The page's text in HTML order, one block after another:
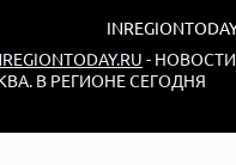
- НОВОСТИ
В РЕГИОНЕ СЕГОДНЯ